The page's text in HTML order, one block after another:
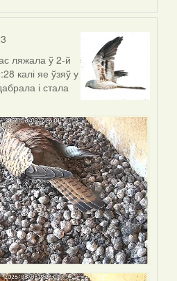
ляжала ў 2-й
калі яе ўзяў у
і стала